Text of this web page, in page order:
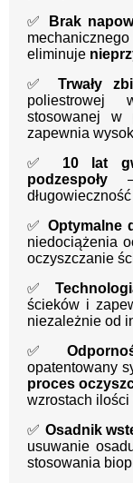
✅
Brak
eliminuje
✅ Trwały
poliestrowej
stosowanej w
zapewnia
✅ 10 lat
podzespoły –
✅ Optymalne
niedociążenia
oczyszczanie
✅
ścieków i
niezależnie od
✅
opatentowany
proces
wzrostach ilości
✅ Osadnik
usuwanie
stosowania